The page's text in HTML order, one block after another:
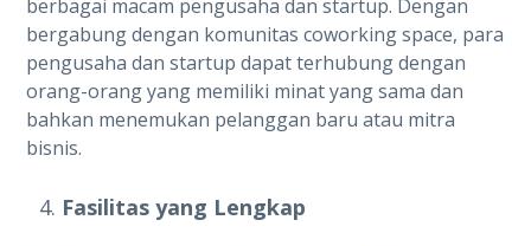
berbagai macam pengusaha dan startup. Dengan
bergabung dengan komunitas coworking space, para
pengusaha dan startup dapat terhubung dengan
orang-orang yang memiliki minat yang sama dan
bahkan menemukan pelanggan baru atau mitra
bisnis.
Fasilitas yang Lengkap